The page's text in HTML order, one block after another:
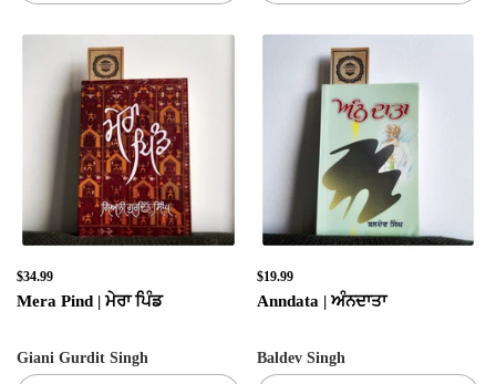
SIGN UP & UNLOCK
G​ET 10% OFF
ON YOUR FIRST ORDER
Don't Miss Out...
SIGN UP NOW!
$34.99
Mera Pind | ਮੇਰਾ ਪਿੰਡ
Giani Gurdit Singh
$19.99
Anndata | ਅੰਨਦਾਤਾ
Baldev Singh